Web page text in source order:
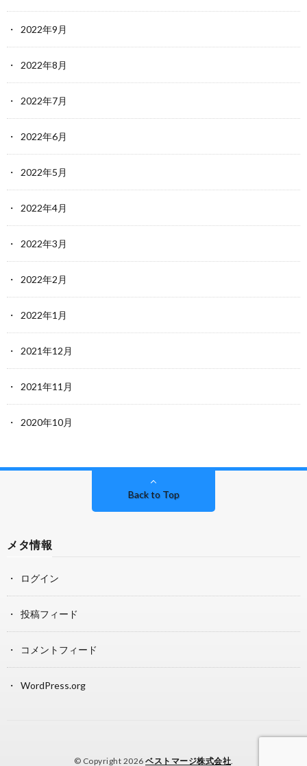
2022年9月
2022年8月
2022年7月
2022年6月
2022年5月
2022年4月
2022年3月
2022年2月
2022年1月
2021年12月
2021年11月
2020年10月
Back to Top
メタ情報
ログイン
投稿フィード
コメントフィード
WordPress.org
© Copyright 2026 ベストマージ株式会社.